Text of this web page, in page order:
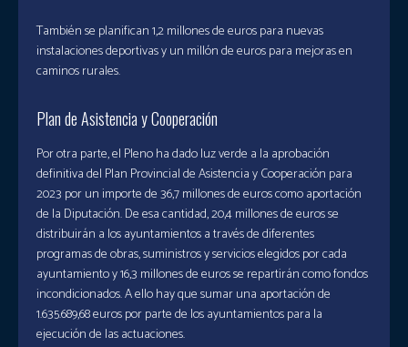
También se planifican 1,2 millones de euros para nuevas
instalaciones deportivas y un millón de euros para mejoras en
caminos rurales.
Plan de Asistencia y Cooperación
Por otra parte, el Pleno ha dado luz verde a la aprobación
definitiva del Plan Provincial de Asistencia y Cooperación para
2023 por un importe de 36,7 millones de euros como aportación
de la Diputación. De esa cantidad, 20,4 millones de euros se
distribuirán a los ayuntamientos a través de diferentes
programas de obras, suministros y servicios elegidos por cada
ayuntamiento y 16,3 millones de euros se repartirán como fondos
incondicionados. A ello hay que sumar una aportación de
1.635.689,68 euros por parte de los ayuntamientos para la
ejecución de las actuaciones.